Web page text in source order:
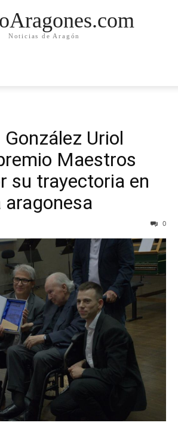
Noticias de Aragón
Uriol
Maestros
su trayectoria en
0